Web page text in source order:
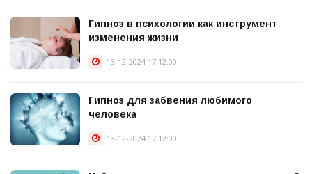
Гипноз в психологии как инструмент
изменения жизни
13-12-2024 17:12:00
Гипноз для забвения любимого
человека
13-12-2024 17:12:00